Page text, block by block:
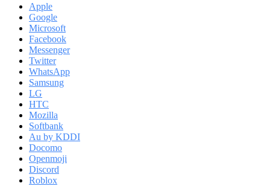
Apple
Google
Microsoft
Facebook
Messenger
Twitter
WhatsApp
Samsung
LG
HTC
Mozilla
Softbank
Au by KDDI
Docomo
Openmoji
Discord
Roblox